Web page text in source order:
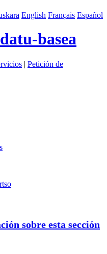
English Français Español
basea
| Petición de
sobre esta sección